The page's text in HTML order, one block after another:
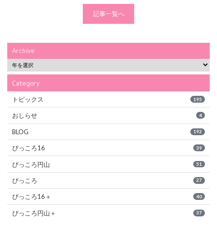
記事一覧へ
Archive
Category
トピックス 195
おしらせ 4
BLOG 192
ぴっころ16 39
ぴっころ円山 51
ぴっころ 27
ぴっころ16＋ 40
ぴっころ円山＋ 37